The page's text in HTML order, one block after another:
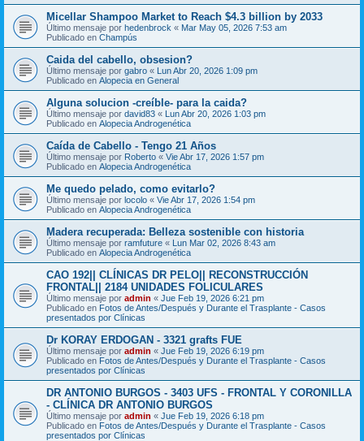
Micellar Shampoo Market to Reach $4.3 billion by 2033
Último mensaje por hedenbrock « Mar May 05, 2026 7:53 am
Publicado en Champús
Caida del cabello, obsesion?
Último mensaje por gabro « Lun Abr 20, 2026 1:09 pm
Publicado en Alopecia en General
Alguna solucion -creíble- para la caida?
Último mensaje por david83 « Lun Abr 20, 2026 1:03 pm
Publicado en Alopecia Androgenética
Caída de Cabello - Tengo 21 Años
Último mensaje por Roberto « Vie Abr 17, 2026 1:57 pm
Publicado en Alopecia Androgenética
Me quedo pelado, como evitarlo?
Último mensaje por locolo « Vie Abr 17, 2026 1:54 pm
Publicado en Alopecia Androgenética
Madera recuperada: Belleza sostenible con historia
Último mensaje por ramfuture « Lun Mar 02, 2026 8:43 am
Publicado en Alopecia Androgenética
CAO 192|| CLÍNICAS DR PELO|| RECONSTRUCCIÓN
FRONTAL|| 2184 UNIDADES FOLICULARES
Último mensaje por admin « Jue Feb 19, 2026 6:21 pm
Publicado en Fotos de Antes/Después y Durante el Trasplante - Casos
presentados por Clínicas
Dr KORAY ERDOGAN - 3321 grafts FUE
Último mensaje por admin « Jue Feb 19, 2026 6:19 pm
Publicado en Fotos de Antes/Después y Durante el Trasplante - Casos
presentados por Clínicas
DR ANTONIO BURGOS - 3403 UFS - FRONTAL Y CORONILLA
- CLÍNICA DR ANTONIO BURGOS
Último mensaje por admin « Jue Feb 19, 2026 6:18 pm
Publicado en Fotos de Antes/Después y Durante el Trasplante - Casos
presentados por Clínicas